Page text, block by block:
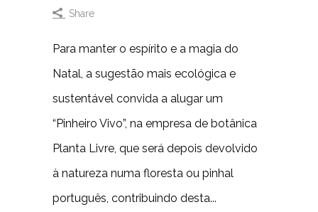
Share
Para manter o espírito e a magia do
Natal, a sugestão mais ecológica e
sustentável convida a alugar um
“Pinheiro Vivo”, na empresa de botânica
Planta Livre, que será depois devolvido
à natureza numa floresta ou pinhal
português, contribuindo desta